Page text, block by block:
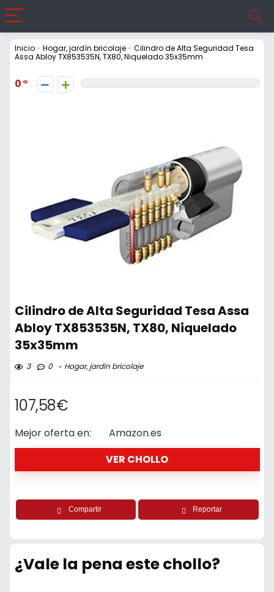
Inicio- Hogar, jardín bricolaje- Cilindro de Alta Seguridad Tesa
Assa Abloy TX853535N, TX80, Niquelado 35x35mm
0
Cilindro de Alta Seguridad Tesa Assa
Abloy TX853535N, TX80, Niquelado
35x35mm
3 0 Hogar, jardín bricolaje
107,58€
Mejor oferta en:
Amazon.es
VER CHOLLO
Compartir Reportar
¿Vale la pena este chollo?